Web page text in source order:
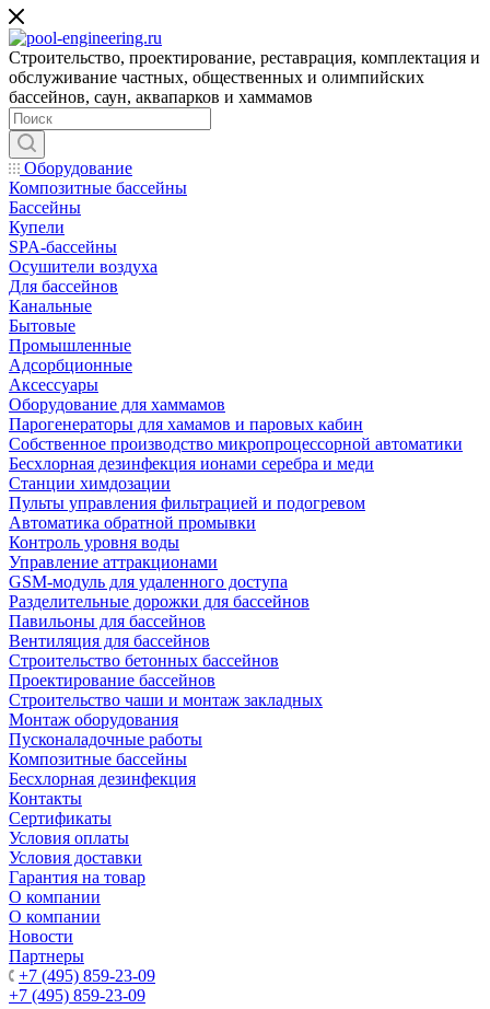
Строительство, проектирование, реставрация, комплектация и
обслуживание частных, общественных и олимпийских
бассейнов, саун, аквапарков и хаммамов
Оборудование
Композитные бассейны
Бассейны
Купели
SPA-бассейны
Осушители воздуха
Для бассейнов
Канальные
Бытовые
Промышленные
Адсорбционные
Аксессуары
Оборудование для хаммамов
Парогенераторы для хамамов и паровых кабин
Собственное производство микропроцессорной автоматики
Беcхлорная дезинфекция ионами серебра и меди
Станции химдозации
Пульты управления фильтрацией и подогревом
Автоматика обратной промывки
Контроль уровня воды
Управление аттракционами
GSM-модуль для удаленного доступа
Разделительные дорожки для бассейнов
Павильоны для бассейнов
Вентиляция для бассейнов
Строительство бетонных бассейнов
Проектирование бассейнов
Строительство чаши и монтаж закладных
Монтаж оборудования
Пусконаладочные работы
Композитные бассейны
Бесхлорная дезинфекция
Контакты
Сертификаты
Условия оплаты
Условия доставки
Гарантия на товар
О компании
О компании
Новости
Партнеры
+7 (495) 859-23-09
+7 (495) 859-23-09